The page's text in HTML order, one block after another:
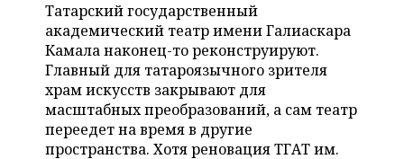
ОТКРЫТАЯ ЛЕКЦИЯ
БАСКЕТБОЛ
ВОЛЕЙБОЛ
КИБЕРСПОРТ
ИНФРАСТРУКТУРА
ИСТОРИЯ
КУЛЬТУРА
СПРАВОЧНИК
СПИСОК ПЕРСОН
СПИСОК КОМПАНИЙ
ПОЛНАЯ ВЕРСИЯ
Татарский государственный
академический театр имени Галиаскара
Камала наконец-то реконструируют.
Главный для татароязычного зрителя
храм искусств закрывают для
масштабных преобразований, а сам театр
переедет на время в другие
пространства. Хотя реновация ТГАТ им.